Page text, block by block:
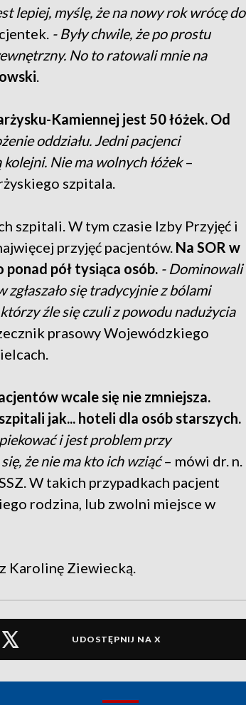
lepiej, myślę, że na nowy rok wrócę do
- Były chwile, że po prostu
No to ratowali mnie na
Kamiennej jest 50 łóżek. Od
oddziału. Jedni pacjenci
Nie ma wolnych łóżek–
szpitala.
szpitali. W tym czasie Izby Przyjęć i
przyjęć pacjentów. Na SOR w
pół tysiąca osób. - Dominowali
się tradycyjnie z bólami
źle się czuli z powodu nadużycia
prasowy Wojewódzkiego
wcale się nie zmniejsza.
jak... hoteli dla osób starszych.
i jest problem przy
że nie ma kto ich wziąć– mówi dr. n.
W takich przypadkach pacjent
rodzina, lub zwolni miejsce w
Karolinę Ziewiecką.
UDOSTĘPNIJ NA X